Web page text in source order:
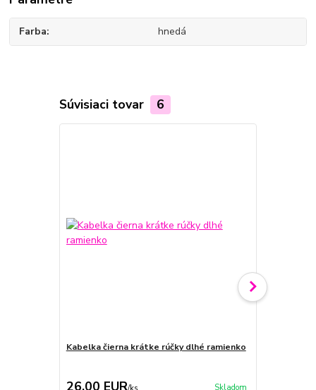
Farba hnedá
Súvisiaci tovar 6
Kabelka čierna krátke rúčky dlhé ramienko
Skladom